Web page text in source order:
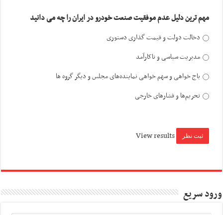
مهم ترین دلیل عدم موفقیت صنعت خودرو در ایران را چه می دانید
دخالت دولت و قیمت گذاری دستوری
مدیریت سیاسی و ناکارآمد
باج خواهی و سهم خواهی نماینده‌های مجلس و دیگر گروه ها
تحریم‌ها و فشارهای خارجی
View results
ورود سریع